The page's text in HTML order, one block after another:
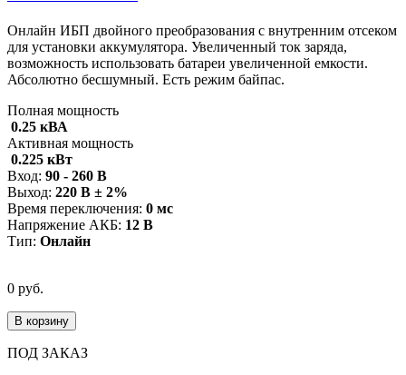
Онлайн ИБП двойного преобразования с внутренним отсеком
для установки аккумулятора. Увеличенный ток заряда,
возможность использовать батареи увеличенной емкости.
Абсолютно бесшумный. Есть режим байпас.
Полная мощность
0.25 кВА
Активная мощность
0.225 кВт
Вход: 90 - 260 В
Выход: 220 В ± 2%
Время переключения: 0 мс
Напряжение АКБ: 12 В
Тип: Онлайн
0 руб.
В корзину
ПОД ЗАКАЗ